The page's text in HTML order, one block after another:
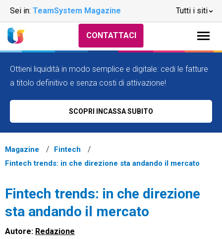
Sei in: TeamSystem Magazine Tutti i siti
CONTATTACI
Ottieni liquidità in modo semplice e digitale: cedi le fatture
a titolo definitivo e senza costi di attivazione!
SCOPRI INCASSA SUBITO
Magazine
Fintech
Fintech trends: in che direzione sta andando il mercato
Fintech trends: in che direzione
sta andando il mercato
Autore: Redazione